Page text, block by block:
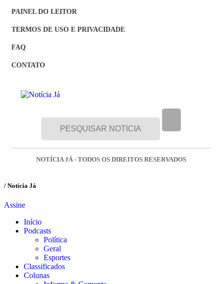
PAINEL DO LEITOR
TERMOS DE USO E PRIVACIDADE
FAQ
CONTATO
NOTÍCIA JÁ - TODOS OS DIREITOS RESERVADOS
/ Notícia Já
Assine
Início
Podcasts
Política
Geral
Esportes
Classificados
Colunas